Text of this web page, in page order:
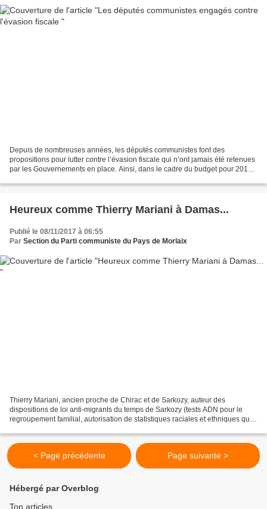
Depuis de nombreuses années, les députés communistes font des
propositions pour lutter contre l’évasion fiscale qui n’ont jamais été retenues
par les Gouvernements en place. Ainsi, dans le cadre du budget pour 2018,
Heureux comme Thierry Mariani à Damas...
Publié le 08/11/2017 à 06:55
Par Section du Parti communiste du Pays de Morlaix
Thierry Mariani, ancien proche de Chirac et de Sarkozy, auteur des
dispositions de loi anti-migrants du temps de Sarkozy (tests ADN pour le
regroupement familial, autorisation de statistiques raciales et ethniques qui
< Page précédente Page suivante >
Hébergé par Overblog
Top articles